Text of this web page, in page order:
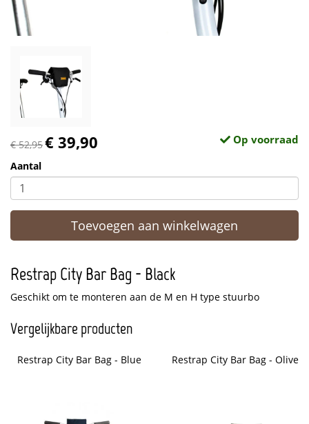
€ 52,95€ 39,90 Op voorraad
Aantal
Toevoegen aan winkelwagen
Restrap City Bar Bag - Black
Geschikt om te monteren aan de M en H type stuurbo
Vergelijkbare producten
Restrap City Bar Bag - Blue Restrap City Bar Bag - Olive